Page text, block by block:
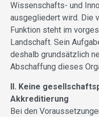
Wissenschafts- und
ausgegliedert wird. Die
Funktion steht im
Landschaft. Sein
deshalb grundsätzlich
Abschaffung dieses
II. Keine
Akkreditierung
Bei den